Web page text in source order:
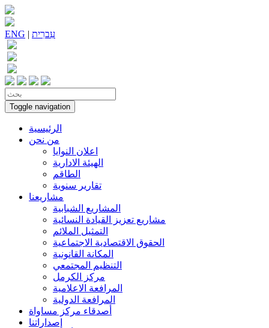
ENG | עִברִית
Toggle navigation
الرئيسية
من نحن
اعلان النوايا
الهيئة الادارية
الطاقم
تقارير سنوية
مشاريعنا
المشاريع الشبابية
مشاريع تعزيز القيادة النسائية
التمثيل الملائم
الحقوق الاقتصادية الاجتماعية
المكانة القانونية
التنظيم المجتمعي
مركز الكرمل
المرافعة الاعلامية
المرافعة الدولية
أصدقاء مركز مساواة
إصداراتنا